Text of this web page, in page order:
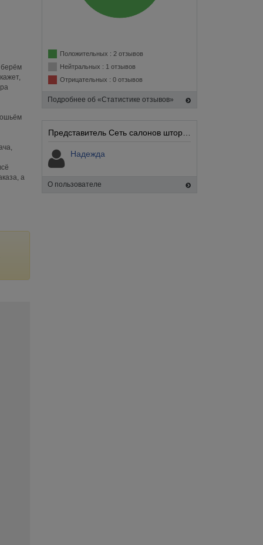
берём
а
Положительных : 2 отзывов
Нейтральных : 1 отзывов
Отрицательных : 0 отзывов
Подробнее об «Статистике отзывов»
Надежда
О пользователе